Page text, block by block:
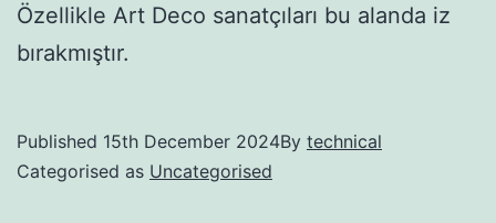
Özellikle Art Deco sanatçıları bu alanda iz
bırakmıştır.
Published 15th December 2024By technical
Categorised as Uncategorised